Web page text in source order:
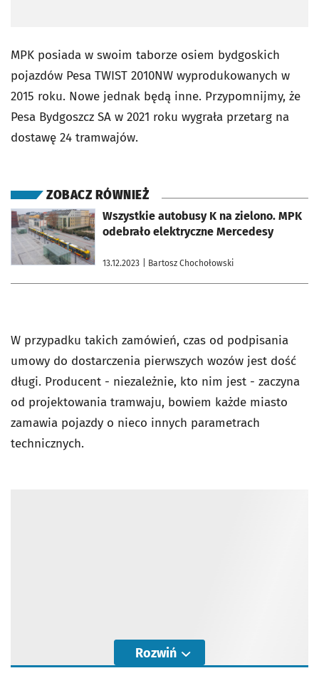
MPK posiada w swoim taborze osiem bydgoskich
pojazdów Pesa TWIST 2010NW wyprodukowanych w
2015 roku. Nowe jednak będą inne. Przypomnijmy, że
Pesa Bydgoszcz SA w 2021 roku wygrała przetarg na
dostawę 24 tramwajów.
ZOBACZ RÓWNIEŻ
Wszystkie autobusy K na zielono. MPK
odebrało elektryczne Mercedesy
13.12.2023 | Bartosz Chochołowski
otworzy się w nowej karcie
W przypadku takich zamówień, czas od podpisania
umowy do dostarczenia pierwszych wozów jest dość
długi. Producent - niezależnie, kto nim jest - zaczyna
od projektowania tramwaju, bowiem każde miasto
zamawia pojazdy o nieco innych parametrach
technicznych.
Rozwiń